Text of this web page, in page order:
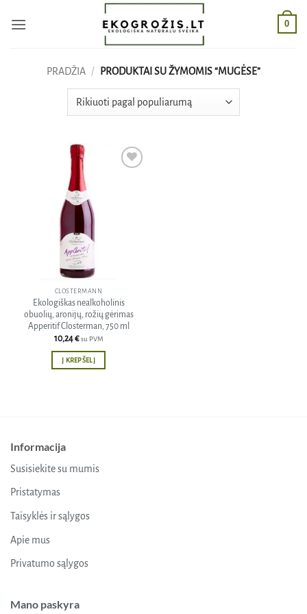
0
PRADŽIA / PRODUKTAI SU ŽYMOMIS “MUGĖSE”
CLOSTERMANN
Ekologiškas nealkoholinis
obuolių, aronijų, rožių gėrimas
Apperitif Closterman, 750 ml
10,24€ su PVM
Į KREPŠELĮ
Informacija
Susisiekite su mumis
Pristatymas
Taisyklės ir sąlygos
Apie mus
Privatumo sąlygos
Mano paskyra